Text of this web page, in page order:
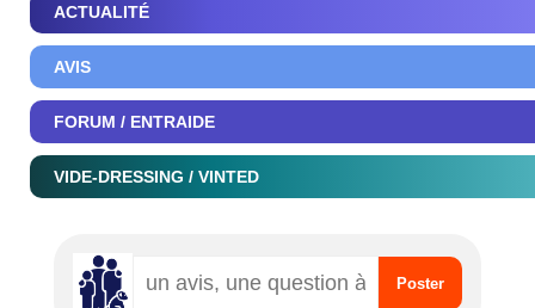
ACTUALITÉ
AVIS
FORUM / ENTRAIDE
VIDE-DRESSING / VINTED